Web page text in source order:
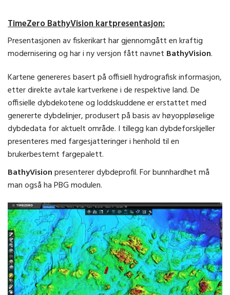
TimeZero BathyVision kartpresentasjon:
Presentasjonen av fiskerikart har gjennomgått en kraftig
modernisering og har i ny versjon fått navnet BathyVision.
Kartene genereres basert på offisiell hydrografisk informasjon,
etter direkte avtale kartverkene i de respektive land. De
offisielle dybdekotene og loddskuddene er erstattet med
genererte dybdelinjer, produsert på basis av høyoppløselige
dybdedata for aktuelt område. I tillegg kan dybdeforskjeller
presenteres med fargesjatteringer i henhold til en
brukerbestemt fargepalett.
BathyVisionpresenterer dybdeprofil. For bunnhardhet må
man også ha PBG modulen.